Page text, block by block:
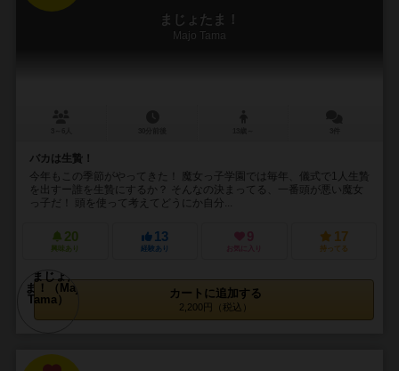
まじょたま！
Majo Tama
バカは生贄！
今年もこの季節がやってきた！ 魔女っ子学園では毎年、儀式で1人生贄
を出すー誰を生贄にするか？ そんなの決まってる、一番頭が悪い魔女
っ子だ！ 頭を使って考えてどうにか自分...
20
興味あり
13
経験あり
9
お気に入り
17
持ってる
カートに追加する
2,200円（税込）